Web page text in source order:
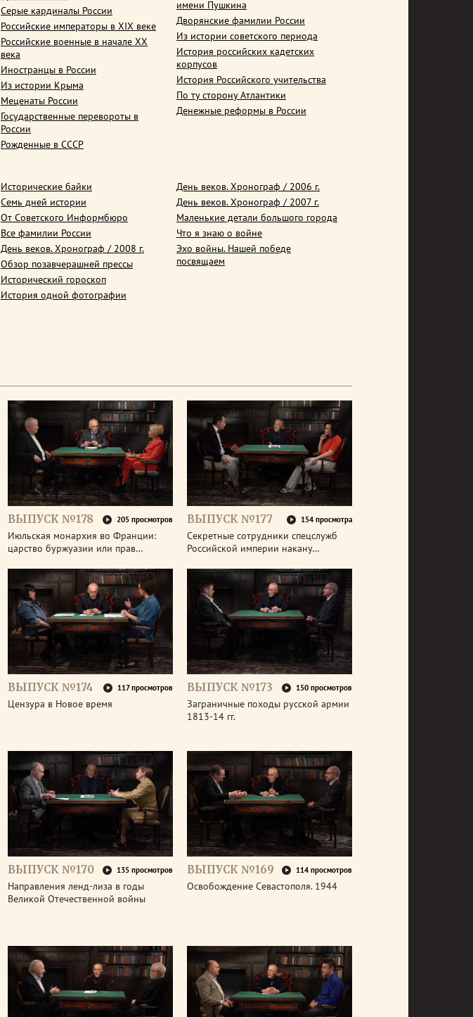
Серые кардиналы России
Российские императоры в XIX веке
Российские военные в начале ХХ
века
Иностранцы в России
Из истории Крыма
Меценаты России
Государственные перевороты в
России
Рожденные в СССР
имени Пушкина
Дворянские фамилии России
Из истории советского периода
История российских кадетских
корпусов
История Российского учительства
По ту сторону Атлантики
Денежные реформы в России
Исторические байки
Семь дней истории
От Советского Информбюро
Все фамилии России
День веков. Хронограф / 2008 г.
Обзор позавчерашней прессы
Исторический гороскоп
История одной фотографии
День веков. Хронограф / 2006 г.
День веков. Хронограф / 2007 г.
Маленькие детали большого города
Что я знаю о войне
Эхо войны. Нашей победе
посвящаем
ВЫПУСК №178 205 просмотров
Июльская монархия во Франции:
царство буржуазии или прав…
ВЫПУСК №177 154 просмотра
Секретные сотрудники спецслужб
Российской империи накану…
ВЫПУСК №174 117 просмотров
Цензура в Новое время
ВЫПУСК №173 150 просмотров
Заграничные походы русской армии
1813-14 гг.
ВЫПУСК №170 135 просмотров
Направления ленд-лиза в годы
Великой Отечественной войны
ВЫПУСК №169 114 просмотров
Освобождение Севастополя. 1944